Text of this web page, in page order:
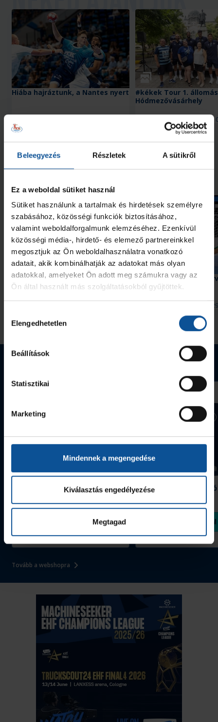
Beleegyezés Részletek A sütikről
Ez a weboldal sütiket használ
Sütiket használunk a tartalmak és hirdetések személyre
szabásához, közösségi funkciók biztosításához,
valamint weboldalforgalmunk elemzéséhez. Ezenkívül
közösségi média-, hirdető- és elemező partnereinkkel
megosztjuk az Ön weboldalhasználatra vonatkozó
adatait, akik kombinálhatják az adatokat más olyan
adatokkal, amelyeket Ön adott meg számukra vagy az
Ön által használt más szolgáltatásokból gyűjtöttek.
kiválasztása
Elengedhetetlen
Beállítások
Statisztikai
Marketing
Mindennek a megengedése
Kiválasztás engedélyezése
Megtagad
Megnézem az összeset
Hiába hajráztunk, a Nantes nyert
Galéria
Handball Family 2026. aug.
#kékek Tour 1.
Hódmezővásárhely
Megnézem az összeset
Videó
Érkezik a #kékek 204. része
Videó
2026. júl.
Európa-bajnok a
(riportfilm)
Tovább a webshopra
Grafitceruza 25/26
Megvásárolom
1 090 Ft
Megvásárolom